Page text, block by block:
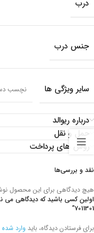
درب
جنس درب
سایر ویژگی ها نچسب
درباره ریوالد
حمل و نقل
روش های پرداخت
نقد و بررسی‌ها
هیچ دیدگاهی برای این محصول
7011301”
برای فرستادن دیدگاه، باید وارد شده